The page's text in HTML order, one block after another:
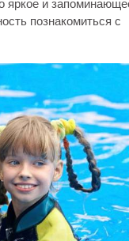
яркое и
познакомиться с